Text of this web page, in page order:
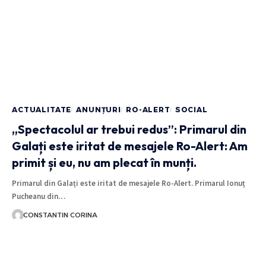
ACTUALITATE ANUNȚURI RO-ALERT SOCIAL
„Spectacolul ar trebui redus”: Primarul din
Galați este iritat de mesajele Ro-Alert: Am
primit și eu, nu am plecat în munți.
Primarul din Galați este iritat de mesajele Ro-Alert. Primarul Ionuț
Pucheanu din…
CONSTANTIN CORINA